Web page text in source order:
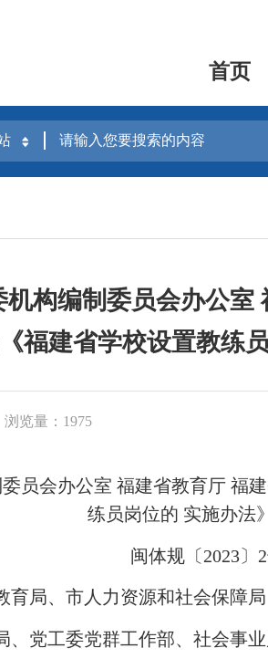
首页
构编制委员会办公
福建省学校设置教练
浏览量：1975
员会办公室 福建省教育厅 福
练员岗位的 实施办法
闽体规〔2023〕
局、市人力资源和社会保障局
、党工委党群工作部、社会